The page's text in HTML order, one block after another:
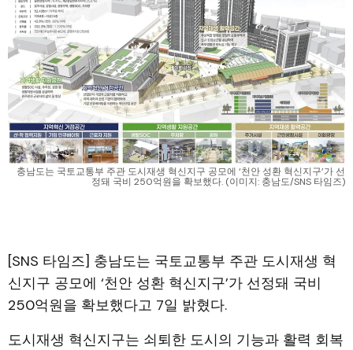
충남도는 국토교통부 주관 도시재생 혁신지구 공모에 ‘천안 성환 혁신지구’가 선
정돼 국비 250억원을 확보했다. (이미지: 충남도/SNS 타임즈)
[SNS 타임즈] 충남도는 국토교통부 주관 도시재생 혁
신지구 공모에 ‘천안 성환 혁신지구’가 선정돼 국비
250억원을 확보했다고 7일 밝혔다.
도시재생 혁신지구는 쇠퇴한 도시의 기능과 활력 회복